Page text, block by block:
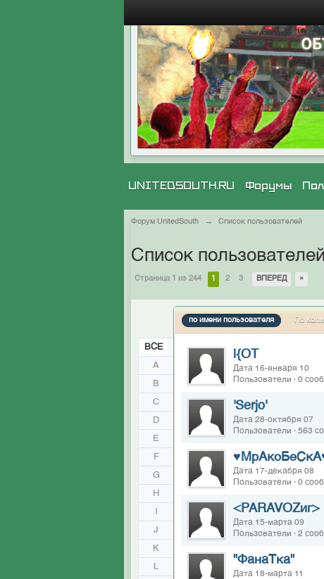
UNITEDSOUTH.RU Форумы
Форум UnitedSouth → Список пользователей
Список пользователей
Страница 1 из 244 1 2 3 ВПЕРЕД »
ВСЕ
A
B
C
D
E
F
G
H
J
K
L
по имени пользователя По
|{OT
Дата 16-января 10
Пользователи · 0
'Serjo'
Дата 28-октября 07
Пользователи · 563
Дата 17-декабря 08
Пользователи · 0
<PARAVOZиг>
Дата 15-марта 09
Пользователи · 2
"ФанаТка"
Дата 18-марта 11